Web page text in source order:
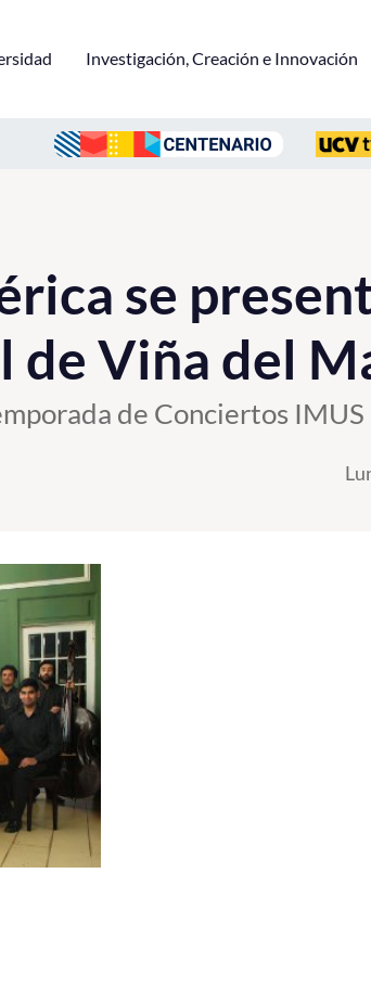
Investigación, Creación e Innovación
se
de Viña del
de Conciertos IMUS